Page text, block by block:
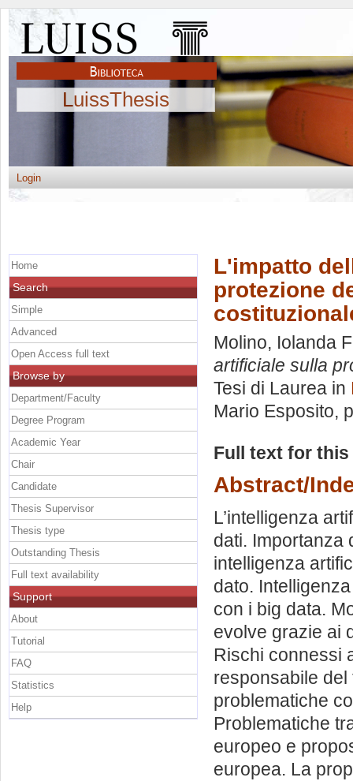
LuissThesis
Login
L'impatto
protezione
Molino, Iolanda
artificiale sulla
Tesi di Laurea in
Mario Esposito,
Full text for
Abstract/
L’intelligenza
dati. Importanza
intelligenza
dato.
con i big data.
evolve grazie ai
Rischi connessi
responsabile
problematiche
Problematiche
europeo e
europea. La
Home
Search
Simple
Advanced
Open Access full text
Browse by
Department/Faculty
Degree Program
Academic Year
Chair
Candidate
Thesis Supervisor
Thesis type
Outstanding Thesis
Full text availability
Support
About
Tutorial
FAQ
Statistics
Help